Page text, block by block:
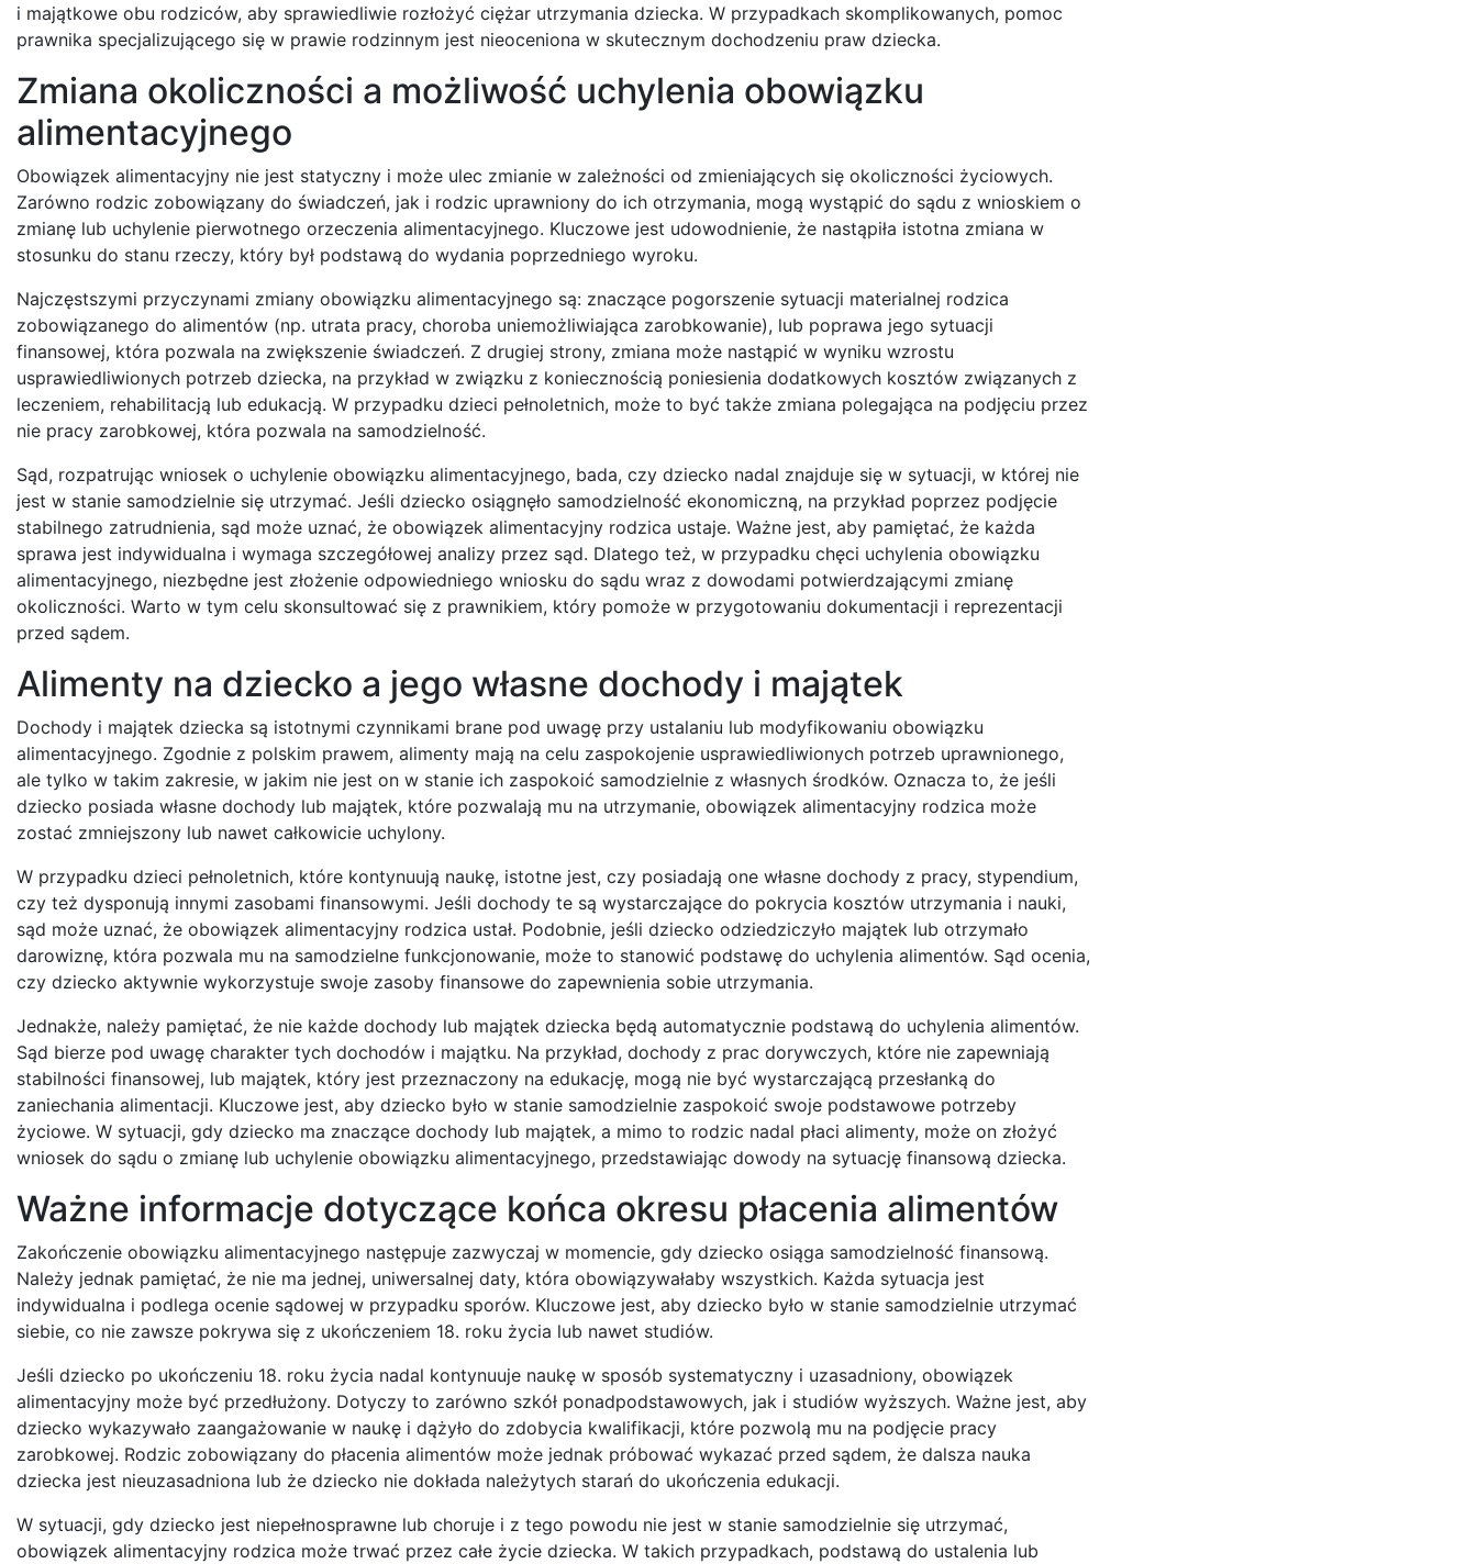
i majątkowe obu rodziców, aby sprawiedliwie rozłożyć ciężar utrzymania dziecka. W przypadkach skomplikowanych, pomoc
prawnika specjalizującego się w prawie rodzinnym jest nieoceniona w skutecznym dochodzeniu praw dziecka.
Zmiana okoliczności a możliwość uchylenia obowiązku
alimentacyjnego
Obowiązek alimentacyjny nie jest statyczny i może ulec zmianie w zależności od zmieniających się okoliczności życiowych.
Zarówno rodzic zobowiązany do świadczeń, jak i rodzic uprawniony do ich otrzymania, mogą wystąpić do sądu z wnioskiem o
zmianę lub uchylenie pierwotnego orzeczenia alimentacyjnego. Kluczowe jest udowodnienie, że nastąpiła istotna zmiana w
stosunku do stanu rzeczy, który był podstawą do wydania poprzedniego wyroku.
Najczęstszymi przyczynami zmiany obowiązku alimentacyjnego są: znaczące pogorszenie sytuacji materialnej rodzica
zobowiązanego do alimentów (np. utrata pracy, choroba uniemożliwiająca zarobkowanie), lub poprawa jego sytuacji
finansowej, która pozwala na zwiększenie świadczeń. Z drugiej strony, zmiana może nastąpić w wyniku wzrostu
usprawiedliwionych potrzeb dziecka, na przykład w związku z koniecznością poniesienia dodatkowych kosztów związanych z
leczeniem, rehabilitacją lub edukacją. W przypadku dzieci pełnoletnich, może to być także zmiana polegająca na podjęciu przez
nie pracy zarobkowej, która pozwala na samodzielność.
Sąd, rozpatrując wniosek o uchylenie obowiązku alimentacyjnego, bada, czy dziecko nadal znajduje się w sytuacji, w której nie
jest w stanie samodzielnie się utrzymać. Jeśli dziecko osiągnęło samodzielność ekonomiczną, na przykład poprzez podjęcie
stabilnego zatrudnienia, sąd może uznać, że obowiązek alimentacyjny rodzica ustaje. Ważne jest, aby pamiętać, że każda
sprawa jest indywidualna i wymaga szczegółowej analizy przez sąd. Dlatego też, w przypadku chęci uchylenia obowiązku
alimentacyjnego, niezbędne jest złożenie odpowiedniego wniosku do sądu wraz z dowodami potwierdzającymi zmianę
okoliczności. Warto w tym celu skonsultować się z prawnikiem, który pomoże w przygotowaniu dokumentacji i reprezentacji
przed sądem.
Alimenty na dziecko a jego własne dochody i majątek
Dochody i majątek dziecka są istotnymi czynnikami brane pod uwagę przy ustalaniu lub modyfikowaniu obowiązku
alimentacyjnego. Zgodnie z polskim prawem, alimenty mają na celu zaspokojenie usprawiedliwionych potrzeb uprawnionego,
ale tylko w takim zakresie, w jakim nie jest on w stanie ich zaspokoić samodzielnie z własnych środków. Oznacza to, że jeśli
dziecko posiada własne dochody lub majątek, które pozwalają mu na utrzymanie, obowiązek alimentacyjny rodzica może
zostać zmniejszony lub nawet całkowicie uchylony.
W przypadku dzieci pełnoletnich, które kontynuują naukę, istotne jest, czy posiadają one własne dochody z pracy, stypendium,
czy też dysponują innymi zasobami finansowymi. Jeśli dochody te są wystarczające do pokrycia kosztów utrzymania i nauki,
sąd może uznać, że obowiązek alimentacyjny rodzica ustał. Podobnie, jeśli dziecko odziedziczyło majątek lub otrzymało
darowiznę, która pozwala mu na samodzielne funkcjonowanie, może to stanowić podstawę do uchylenia alimentów. Sąd ocenia,
czy dziecko aktywnie wykorzystuje swoje zasoby finansowe do zapewnienia sobie utrzymania.
Jednakże, należy pamiętać, że nie każde dochody lub majątek dziecka będą automatycznie podstawą do uchylenia alimentów.
Sąd bierze pod uwagę charakter tych dochodów i majątku. Na przykład, dochody z prac dorywczych, które nie zapewniają
stabilności finansowej, lub majątek, który jest przeznaczony na edukację, mogą nie być wystarczającą przesłanką do
zaniechania alimentacji. Kluczowe jest, aby dziecko było w stanie samodzielnie zaspokoić swoje podstawowe potrzeby
życiowe. W sytuacji, gdy dziecko ma znaczące dochody lub majątek, a mimo to rodzic nadal płaci alimenty, może on złożyć
wniosek do sądu o zmianę lub uchylenie obowiązku alimentacyjnego, przedstawiając dowody na sytuację finansową dziecka.
Ważne informacje dotyczące końca okresu płacenia alimentów
Zakończenie obowiązku alimentacyjnego następuje zazwyczaj w momencie, gdy dziecko osiąga samodzielność finansową.
Należy jednak pamiętać, że nie ma jednej, uniwersalnej daty, która obowiązywałaby wszystkich. Każda sytuacja jest
indywidualna i podlega ocenie sądowej w przypadku sporów. Kluczowe jest, aby dziecko było w stanie samodzielnie utrzymać
siebie, co nie zawsze pokrywa się z ukończeniem 18. roku życia lub nawet studiów.
Jeśli dziecko po ukończeniu 18. roku życia nadal kontynuuje naukę w sposób systematyczny i uzasadniony, obowiązek
alimentacyjny może być przedłużony. Dotyczy to zarówno szkół ponadpodstawowych, jak i studiów wyższych. Ważne jest, aby
dziecko wykazywało zaangażowanie w naukę i dążyło do zdobycia kwalifikacji, które pozwolą mu na podjęcie pracy
zarobkowej. Rodzic zobowiązany do płacenia alimentów może jednak próbować wykazać przed sądem, że dalsza nauka
dziecka jest nieuzasadniona lub że dziecko nie dokłada należytych starań do ukończenia edukacji.
W sytuacji, gdy dziecko jest niepełnosprawne lub choruje i z tego powodu nie jest w stanie samodzielnie się utrzymać,
obowiązek alimentacyjny rodzica może trwać przez całe życie dziecka. W takich przypadkach, podstawą do ustalenia lub